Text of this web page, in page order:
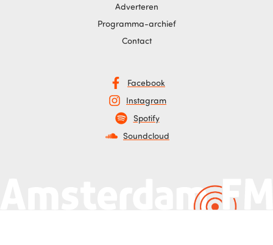
Adverteren
Programma-archief
Contact
Facebook
Instagram
Spotify
Soundcloud